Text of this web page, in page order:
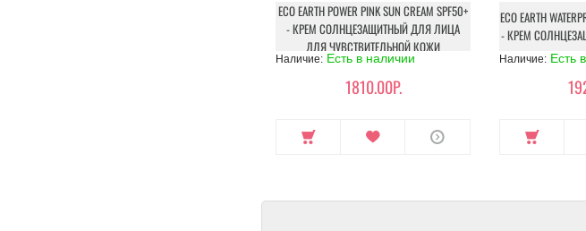
ECO EARTH POWER PINK SUN CREAM SPF50+
- КРЕМ СОЛНЦЕЗАЩИТНЫЙ ДЛЯ ЛИЦА
ДЛЯ ЧУВСТВИТЕЛЬНОЙ КОЖИ
Наличие: Есть в наличии
1810.00Р.
ECO EARTH
- КРЕМ
Наличие: Есть